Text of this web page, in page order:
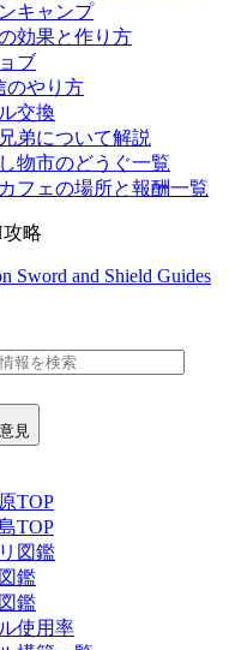
キャンプ
効果と作り方
ブ
のやり方
交換
弟について解説
物市のどうぐ一覧
フェの場所と報酬一覧
略
Sword and Shield Guides
見
TOP
TOP
図鑑
鑑
鑑
使用率